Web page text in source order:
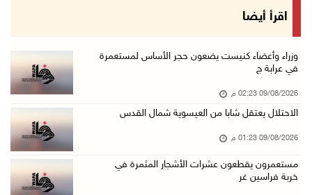
مستعمرون يقطعون عشرات الأشجار المثمرة في خربة ...
إجلاء طبي عبر معبر رفح شمل 78 شخصا
09/آب/2026 01:06 م
مستعمرون يقتحمون المسجد الأقصى
مصر تنعى القائد الوطني دياب اللوح
09/آب/2026 12:27 م
اقرأ أيضا
وزراء وأعضاء كنيست يضعون حجر الأساس لمستعمرة
في عرابة ج
09/08/2026 02:23 م
الاحتلال يعتقل شابا من العيسوية شمال القدس
09/08/2026 01:23 م
مستعمرون يقطعون عشرات الأشجار المثمرة في
خربة فراسين غر